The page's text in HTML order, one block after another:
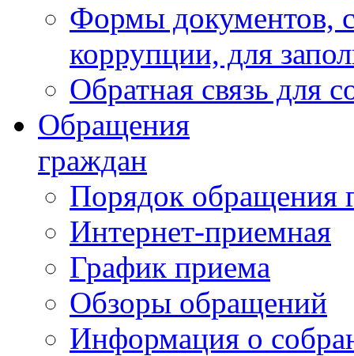
Формы документов,
коррупции, для
Обратная связь для
Обращения
граждан
Порядок обращения
Интернет-приемная
График приема
Обзоры обращений
Информация о